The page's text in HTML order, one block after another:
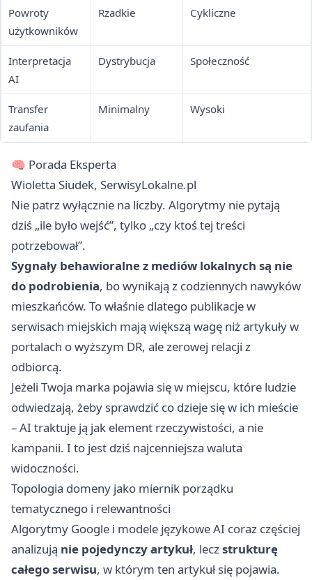
Powroty
użytkowników
Rzadkie Cykliczne
Interpretacja
AI
Dystrybucja Społeczność
Transfer
zaufania
Minimalny Wysoki
🧠 Porada Eksperta
Wioletta Siudek, SerwisyLokalne.pl
Nie patrz wyłącznie na liczby. Algorytmy nie pytają
dziś „ile było wejść”, tylko „czy ktoś tej treści
potrzebował”.
Sygnały behawioralne z mediów lokalnych są nie
do podrobienia, bo wynikają z codziennych nawyków
mieszkańców. To właśnie dlatego publikacje w
serwisach miejskich mają większą wagę niż artykuły w
portalach o wyższym DR, ale zerowej relacji z
odbiorcą.
Jeżeli Twoja marka pojawia się w miejscu, które ludzie
odwiedzają, żeby sprawdzić co dzieje się w ich mieście
– AI traktuje ją jak element rzeczywistości, a nie
kampanii. I to jest dziś najcenniejsza waluta
widoczności.
Topologia domeny jako miernik porządku
tematycznego i relewantności
Algorytmy Google i modele językowe AI coraz częściej
analizują nie pojedynczy artykuł, leczstrukturę
całego serwisu, w którym ten artykuł się pojawia.